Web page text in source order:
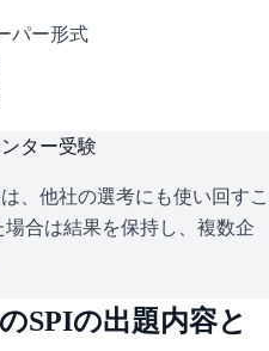
パー形式
ター受験
、他社の選考にも使い回すこ
合は結果を保持し、複数企
のSPIの出題内容と